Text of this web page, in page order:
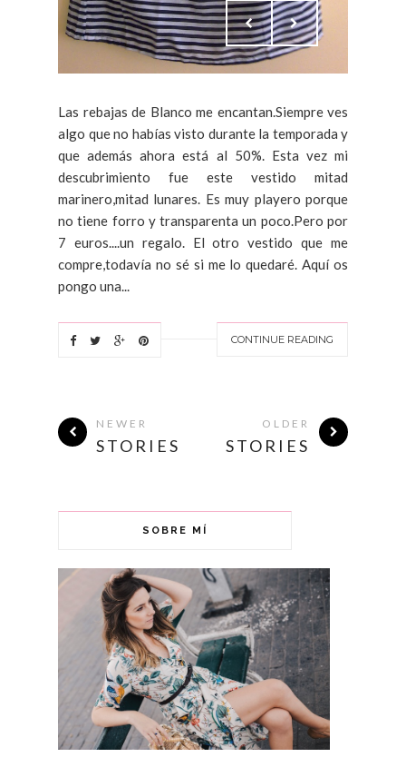
Las rebajas de Blanco me encantan.Siempre ves
algo que no habías visto durante la temporada y
que además ahora está al 50%. Esta vez mi
descubrimiento fue este vestido mitad
marinero,mitad lunares. Es muy playero porque
no tiene forro y transparenta un poco.Pero por
7 euros....un regalo. El otro vestido que me
compre,todavía no sé si me lo quedaré. Aquí os
pongo una...
CONTINUE READING
NEWER
STORIES
OLDER
STORIES
SOBRE MÍ